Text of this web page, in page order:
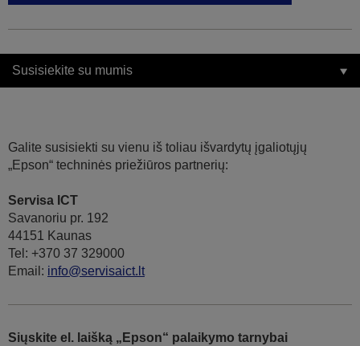
Susisiekite su mumis
Galite susisiekti su vienu iš toliau išvardytų įgaliotųjų
„Epson“ techninės priežiūros partnerių:
Servisa ICT
Savanoriu pr. 192
44151 Kaunas
Tel: +370 37 329000
Email: info@servisaict.lt
Siųskite el. laišką „Epson“ palaikymo tarnybai